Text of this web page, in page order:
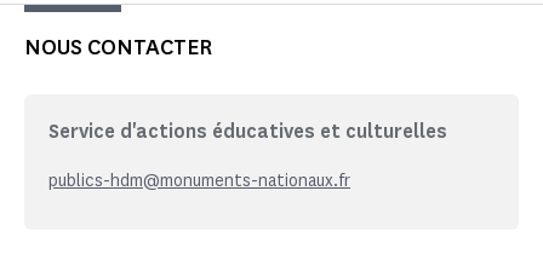
NOUS CONTACTER
Service d'actions éducatives et culturelles
publics-hdm@monuments-nationaux.fr